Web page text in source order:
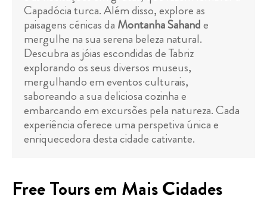
Capadócia turca. Além disso, explore as
paisagens cénicas da Montanha Sahande
mergulhe na sua serena beleza natural.
Descubra as jóias escondidas de Tabriz
explorando os seus diversos museus,
mergulhando em eventos culturais,
saboreando a sua deliciosa cozinha e
embarcando em excursões pela natureza. Cada
experiência oferece uma perspetiva única e
enriquecedora desta cidade cativante.
Free Tours em Mais Cidades